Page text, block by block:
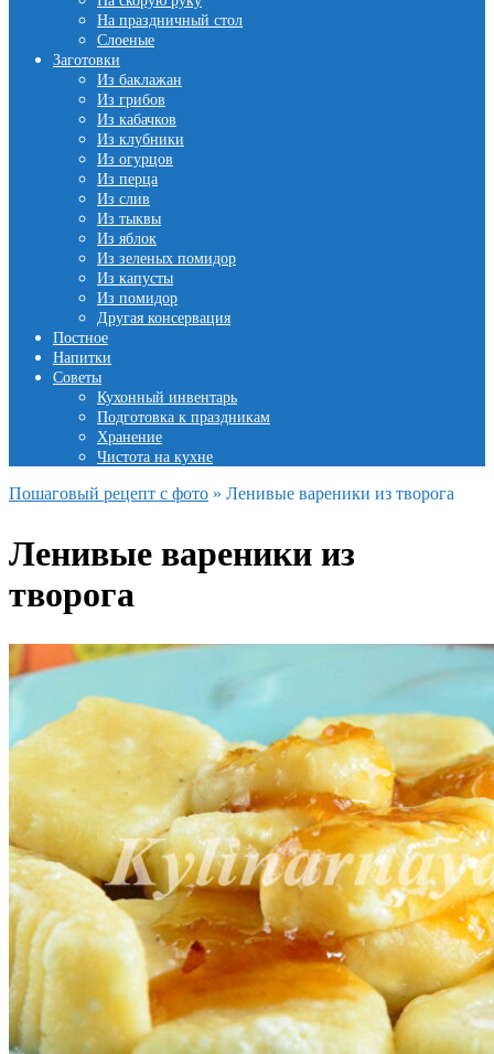
На праздничный стол
Слоеные
Заготовки
Из баклажан
Из грибов
Из кабачков
Из клубники
Из огурцов
Из перца
Из слив
Из тыквы
Из яблок
Из зеленых помидор
Из капусты
Из помидор
Другая консервация
Постное
Напитки
Советы
Кухонный инвентарь
Подготовка к праздникам
Хранение
Чистота на кухне
Пошаговый рецепт с фото » Ленивые вареники из творога
Ленивые вареники из
творога